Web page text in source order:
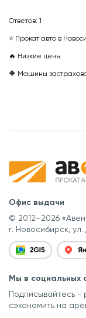
Ответов: 1
⭐ Прокат авто в
🔥 Низкие цены
🔶 Машины
Офис выдачи
© 2012–2026
г. Новосибирск,
Мы в социальных
Подписывайтесь -
сэкономить на